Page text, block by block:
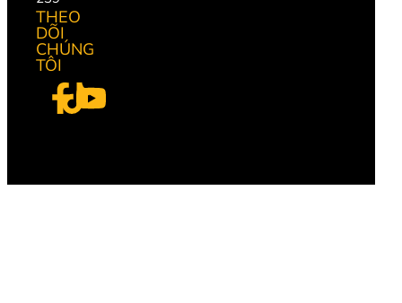
THEO
DÕI
CHÚNG
TÔI